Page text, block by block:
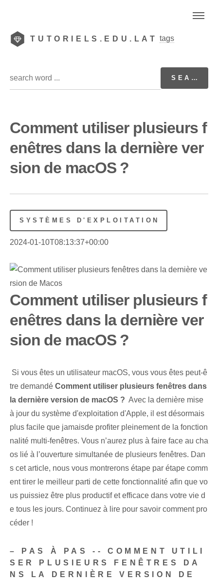
TUTORIELS.EDU.LAT tags
Comment utiliser plusieurs f
enêtres dans la dernière ver
sion de macOS ?
SYSTÈMES D'EXPLOITATION
2024-01-10T08:13:37+00:00
Comment utiliser plusieurs f
enêtres dans la dernière ver
sion de macOS ?
‌ Si vous êtes un utilisateur macOS, vous vous êtes peut-ê
tre demandé Comment utiliser plusieurs fenêtres dans
la dernière version de macOS ? ‌ Avec la dernière ⁤mise
à jour du système d'exploitation d'Apple⁣, il est désormais
‌plus facile que jamais⁣de profiter pleinement de la fonction
nalité multi-fenêtres. Vous n’aurez plus à faire face au cha
os⁤ lié à l’ouverture simultanée de plusieurs fenêtres. Dan
s cet⁤ article, nous vous montrerons étape par étape comm
ent tirer le meilleur parti de cette fonctionnalité afin que vo
us puissiez être plus productif et efficace dans votre vie d
e tous les jours. Continuez à lire pour savoir comment pro
céder !
– PAS À PAS -- COMMENT UTILI
SER PLUSIEURS FENÊTRES DA
NS LA DERNIÈRE VERSION DE